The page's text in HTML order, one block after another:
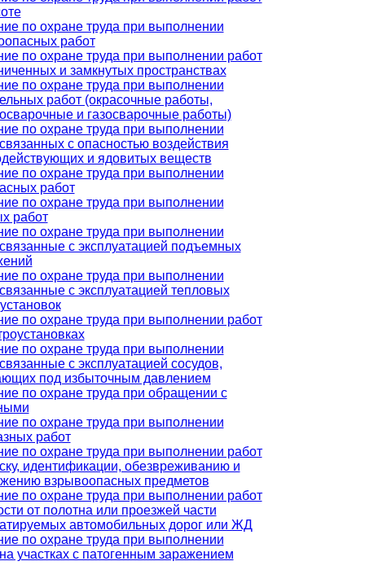
по охране труда при выполнении
работ
по охране труда при выполнении работ
и замкнутых пространствах
по охране труда при выполнении
работ (окрасочные работы,
и газосварочные работы)
по охране труда при выполнении
с опасностью воздействия
и ядовитых веществ
по охране труда при выполнении
работ
по охране труда при выполнении
работ
по охране труда при выполнении
с эксплуатацией подъемных
по охране труда при выполнении
с эксплуатацией тепловых
по охране труда при выполнении работ
по охране труда при выполнении
с эксплуатацией сосудов,
под избыточным давлением
по охране труда при обращении с
по охране труда при выполнении
работ
по охране труда при выполнении работ
идентификации, обезвреживанию и
взрывоопасных предметов
по охране труда при выполнении работ
от полотна или проезжей части
автомобильных дорог или ЖД
по охране труда при выполнении
участках с патогенным заражением